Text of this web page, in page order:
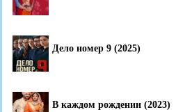
Дело номер 9 (2025)
В каждом рождении (2023)